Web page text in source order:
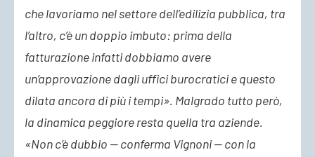
che lavoriamo nel settore dell’edilizia pubblica, tra
l’altro, c’è un doppio imbuto: prima della
fatturazione infatti dobbiamo avere
un’approvazione dagli uffici burocratici e questo
dilata ancora di più i tempi». Malgrado tutto però,
la dinamica peggiore resta quella tra aziende.
«Non c’è dubbio — conferma Vignoni — con la